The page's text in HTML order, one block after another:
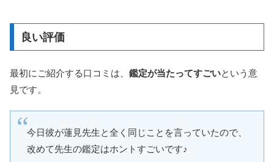
良い評価
最初にご紹介する口コミは、 鑑定が当たってすごいという意
見です。
今日彼が蓮見先生と全く同じことを言っていたので、
改めて先生の鑑定はホントすごいです♪